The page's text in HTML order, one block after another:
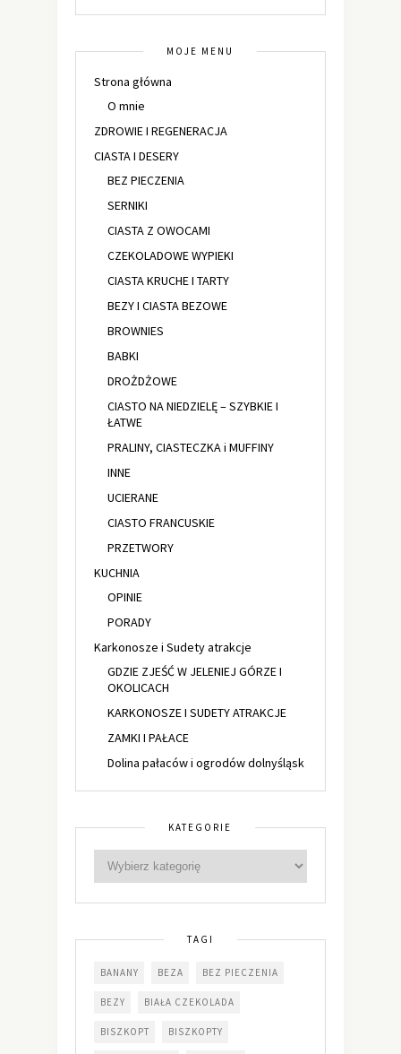
MOJE MENU
Strona główna
O mnie
ZDROWIE I REGENERACJA
CIASTA I DESERY
BEZ PIECZENIA
SERNIKI
CIASTA Z OWOCAMI
CZEKOLADOWE WYPIEKI
CIASTA KRUCHE I TARTY
BEZY I CIASTA BEZOWE
BROWNIES
BABKI
DROŻDŻOWE
CIASTO NA NIEDZIELĘ – SZYBKIE I
ŁATWE
PRALINY, CIASTECZKA i MUFFINY
INNE
UCIERANE
CIASTO FRANCUSKIE
PRZETWORY
KUCHNIA
OPINIE
PORADY
Karkonosze i Sudety atrakcje
GDZIE ZJEŚĆ W JELENIEJ GÓRZE I
OKOLICACH
KARKONOSZE I SUDETY ATRAKCJE
ZAMKI I PAŁACE
Dolina pałaców i ogrodów dolnyśląsk
KATEGORIE
TAGI
BANANY BEZA BEZ PIECZENIA
BEZY BIAŁA CZEKOLADA
BISZKOPT BISZKOPTY